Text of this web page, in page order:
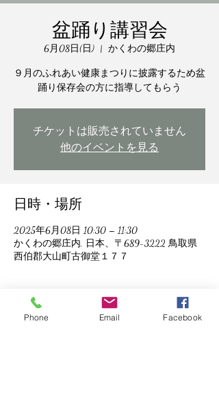
盆踊り講習会
6月08日(日)
  |
かくわの郷庄内
９月のふれあい健康まつりに披露するため盆
踊り保存会の方に指導してもらう
チケットは販売されていません
他のイベントを見る
日時・場所
2025年6月08日 10:30 – 11:30
かくわの郷庄内, 日本、〒689-3222 鳥取県
西伯郡大山町古御堂１７７
Phone Email Facebook